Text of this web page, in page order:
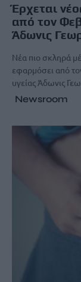
Έρχεται
από τον
Άδωνις
Νέα πιο σκληρά
εφαρμόσει από
υγείας Άδωνις
Newsroom